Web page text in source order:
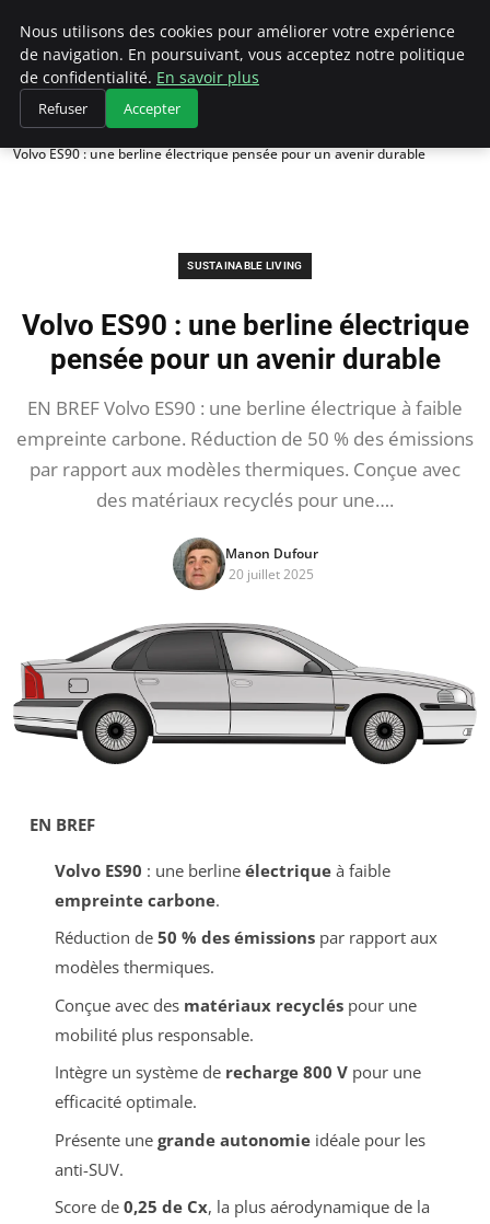
Climategatecountryclub.com
Accueil
Sustainable Living
Volvo ES90 : une berline électrique pensée pour un avenir durable
SUSTAINABLE LIVING
Volvo ES90 : une berline électrique
pensée pour un avenir durable
EN BREF Volvo ES90 : une berline électrique à faible
empreinte carbone. Réduction de 50 % des émissions
par rapport aux modèles thermiques. Conçue avec
des matériaux recyclés pour une….
Manon Dufour
20 juillet 2025
EN BREF
Volvo ES90 : une berline électriqueà faible
empreinte carbone.
Réduction de 50 % des émissionspar rapport aux
modèles thermiques.
Conçue avec des matériaux recycléspour une
mobilité plus responsable.
Intègre un système de recharge 800 Vpour une
efficacité optimale.
Présente une grande autonomieidéale pour les
anti-SUV.
Score de 0,25 de Cx, la plus aérodynamique de la
Nous utilisons des cookies pour améliorer votre expérience
de navigation. En poursuivant, vous acceptez notre politique
de confidentialité. En savoir plus
Refuser Accepter